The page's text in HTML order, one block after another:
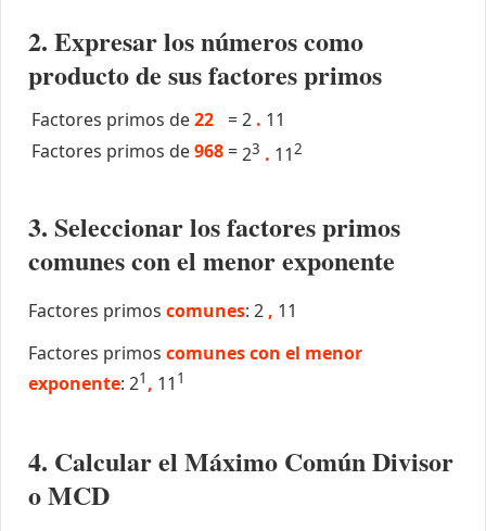
2. Expresar los números como
producto de sus factores primos
Factores primos de22 =2 . 11
Factores primos de968 =23 . 112
3. Seleccionar los factores primos
comunes con el menor exponente
Factores primos comunes: 2 , 11
Factores primos comunes con el menor
exponente: 21 , 11 1
4. Calcular el Máximo Común Divisor
o MCD